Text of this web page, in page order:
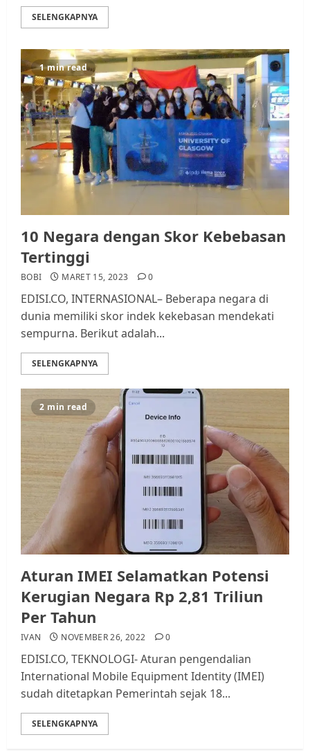
SELENGKAPNYA
1 min read
10 Negara dengan Skor Kebebasan
Tertinggi
BOBI MARET 15, 2023 0
EDISI.CO, INTERNASIONAL– Beberapa negara di
dunia memiliki skor indek kekebasan mendekati
sempurna. Berikut adalah...
SELENGKAPNYA
2 min read
Aturan IMEI Selamatkan Potensi
Kerugian Negara Rp 2,81 Triliun
Per Tahun
IVAN NOVEMBER 26, 2022 0
EDISI.CO, TEKNOLOGI- Aturan pengendalian
International Mobile Equipment Identity (IMEI)
sudah ditetapkan Pemerintah sejak 18...
SELENGKAPNYA
3
Datangi Pemko Batam, Warga
Rempang Protes Lahan Mereka
Diambil untuk Sekolah Rakyat
JULI 21, 2026 0
Warga Rempang Ajukan
Audiensi dengan Wali Kota
Batam, Soroti Aktivitas yang
Resahkan Warga
5
Tim Advokasi Desak BP Batam
Berhenti Merampas Tanah
Warga Rempang
JULI 15, 2026 0